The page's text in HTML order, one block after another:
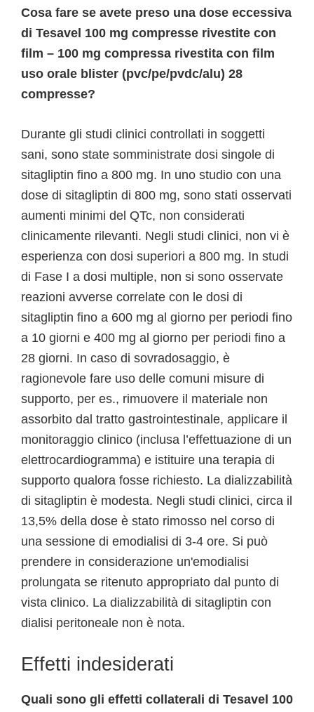
Cosa fare se avete preso una dose eccessiva
di Tesavel 100 mg compresse rivestite con
film – 100 mg compressa rivestita con film
uso orale blister (pvc/pe/pvdc/alu) 28
compresse?
Durante gli studi clinici controllati in soggetti
sani, sono state somministrate dosi singole di
sitagliptin fino a 800 mg. In uno studio con una
dose di sitagliptin di 800 mg, sono stati osservati
aumenti minimi del QTc, non considerati
clinicamente rilevanti. Negli studi clinici, non vi è
esperienza con dosi superiori a 800 mg. In studi
di Fase I a dosi multiple, non si sono osservate
reazioni avverse correlate con le dosi di
sitagliptin fino a 600 mg al giorno per periodi fino
a 10 giorni e 400 mg al giorno per periodi fino a
28 giorni. In caso di sovradosaggio, è
ragionevole fare uso delle comuni misure di
supporto, per es., rimuovere il materiale non
assorbito dal tratto gastrointestinale, applicare il
monitoraggio clinico (inclusa l’effettuazione di un
elettrocardiogramma) e istituire una terapia di
supporto qualora fosse richiesto. La dializzabilità
di sitagliptin è modesta. Negli studi clinici, circa il
13,5% della dose è stato rimosso nel corso di
una sessione di emodialisi di 3-4 ore. Si può
prendere in considerazione un'emodialisi
prolungata se ritenuto appropriato dal punto di
vista clinico. La dializzabilità di sitagliptin con
dialisi peritoneale non è nota.
Effetti indesiderati
Quali sono gli effetti collaterali di Tesavel 100